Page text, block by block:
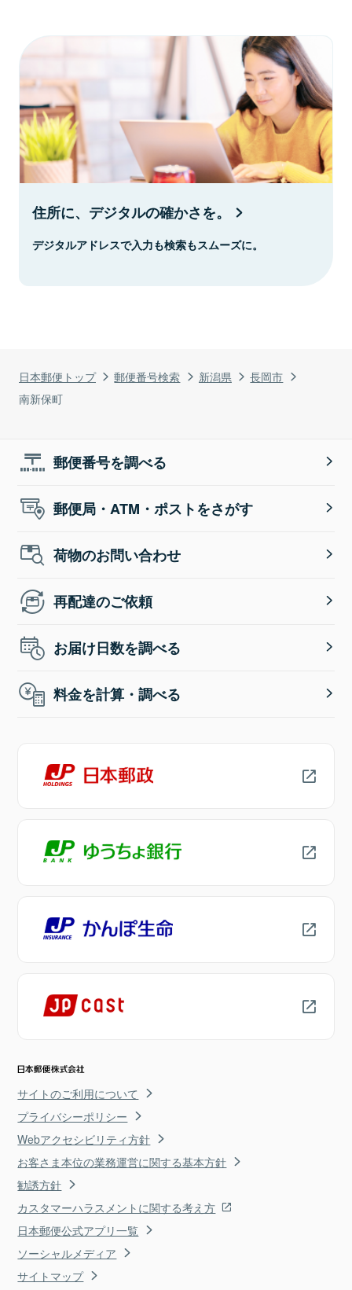
日本郵便トップ 郵便番号検索 新潟県
長岡市
南新保町
住所に、デジタルの確かさを。
デジタルアドレスで入力も検索もスムーズに。
郵便番号を調べる
郵便局・ATM・ポストをさがす
荷物のお問い合わせ
再配達のご依頼
お届け日数を調べる
料金を計算・調べる
サイトのご利用について
プライバシーポリシー
Webアクセシビリティ方針
お客さま本位の業務運営に関する基本方針
勧誘方針
カスタマーハラスメントに関する考え方
日本郵便公式アプリ一覧
ソーシャルメディア
サイトマップ